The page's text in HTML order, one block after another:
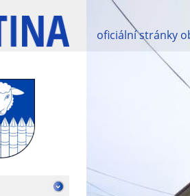
oficiální stránky